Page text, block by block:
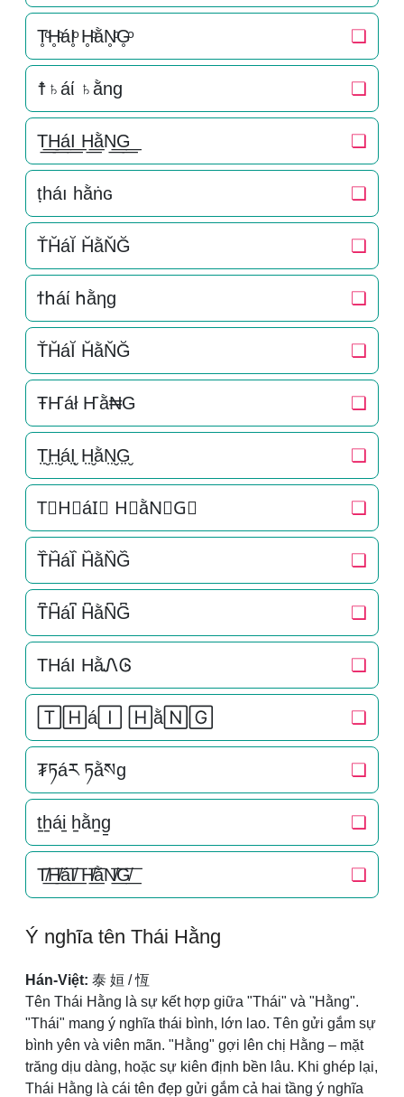
T̥ͦH̥ͦáI̥ͦ H̥ͦằN̥ͦG̥ͦ ❏
☨♄áί ♄ằng ❏
T͟͟H͟͟áI͟͟ H͟͟ằN͟͟G͟͟ ❏
ṭһáı һằṅɢ ❏
T̆H̆áĬ H̆ằN̆Ğ ❏
ϯհáί հằηɡ ❏
T̆H̆áĬ H̆ằN̆Ğ ❏
ŦҤáł Ҥằ₦G ❏
T̤̮H̤̮áI̤̮ H̤̮ằN̤̮G̤̮ ❏
T⃘H⃘áI⃘ H⃘ằN⃘G⃘ ❏
T᷈H᷈áI᷈ H᷈ằN᷈G᷈ ❏
T͆H͆áI͆ H͆ằN͆G͆ ❏
THáI HằᏁᎶ ❏
🅃🄷á🄸 🄷ằ🄽🄶 ❏
₮ཏáར ཏằསg ❏
t̠h̠ái̠ h̠ằn̠g̠ ❏
T̸͟͞H̸͟͞áI̸͟͞ H̸͟͞ằN̸͟͞G̸͟͞ ❏
Ý nghĩa tên Thái Hằng
Hán-Việt: 泰 姮 / 恆
Tên Thái Hằng là sự kết hợp giữa "Thái" và "Hằng".
"Thái" mang ý nghĩa thái bình, lớn lao. Tên gửi gắm sự
bình yên và viên mãn. "Hằng" gợi lên chị Hằng – mặt
trăng dịu dàng, hoặc sự kiên định bền lâu. Khi ghép lại,
Thái Hằng là cái tên đẹp gửi gắm cả hai tầng ý nghĩa